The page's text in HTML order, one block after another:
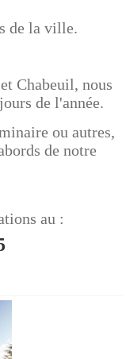
de la ville.
Chabeuil, nous
de l'année.
ou autres,
de notre
au :